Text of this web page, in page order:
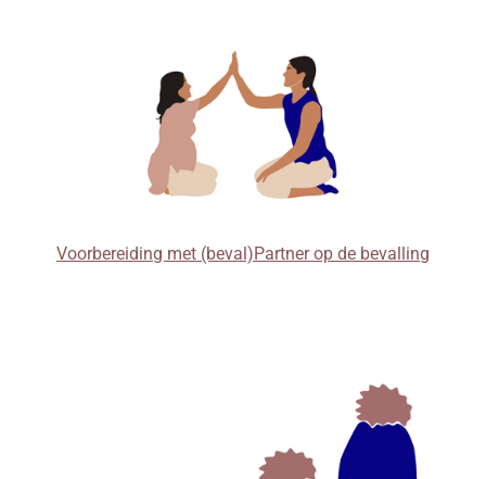
Voorbereiding met (beval)Partner op de bevalling